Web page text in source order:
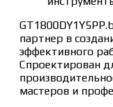
партнер в
эффективного
Спроектирован
мастеров и